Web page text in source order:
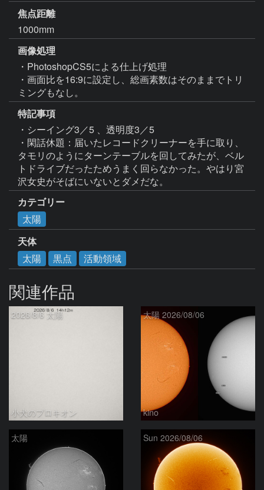
焦点距離
1000mm
画像処理
・PhotoshopCS5による仕上げ処理
・画面比を16:9に設定し、総画素数はそのままでトリ
ミングもなし。
特記事項
・シーイング3／5 、透明度3／5
・閑話休題：届いたレコードクリーナーを手に取り、
タモリのようにターンテーブルを回してみたが、ベル
トドライブだったためうまく回らなかった。やはり宮
沢女史がそばにいないとダメだな。
カテゴリー
太陽
天体
太陽
黒点 活動領域
関連作品
2026/8/6 太陽
小犬のプロキオン
太陽 2026/08/06
kino
太陽 Sun 2026/08/06